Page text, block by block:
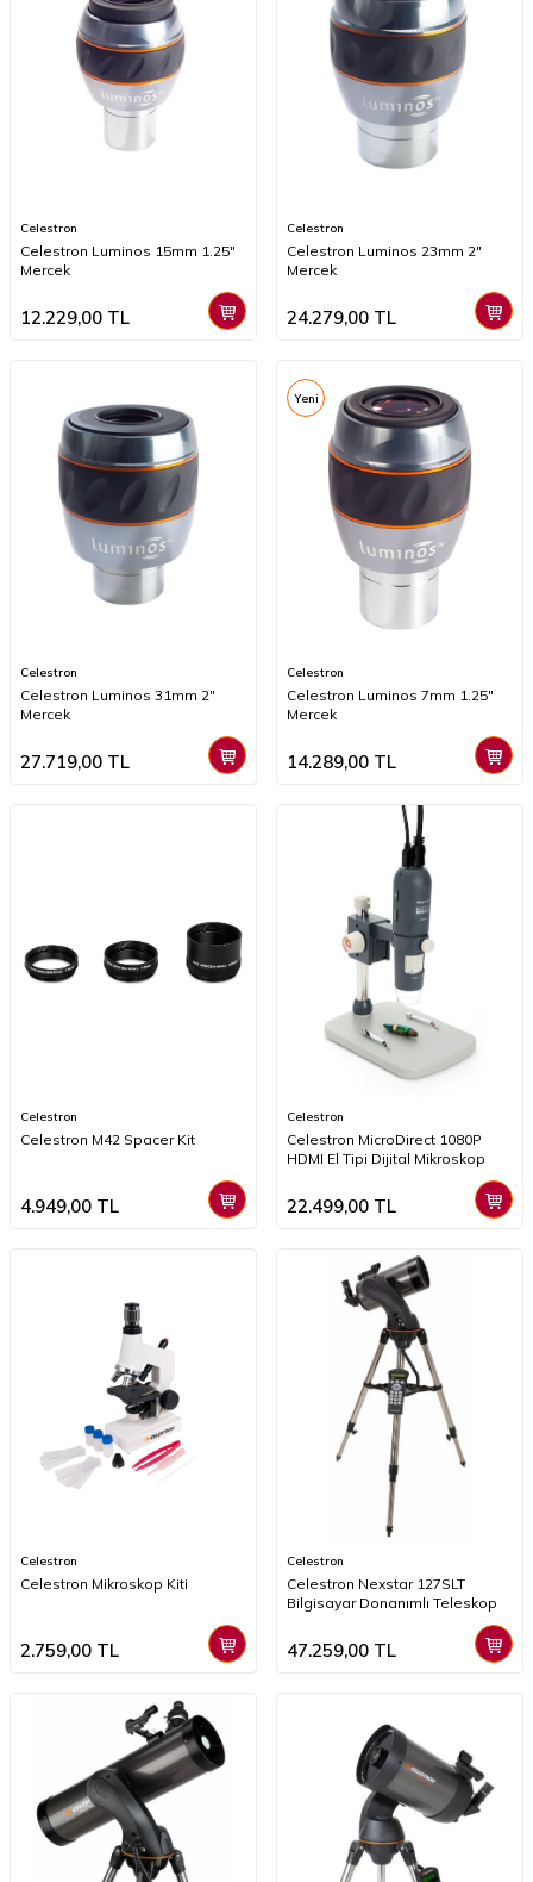
Celestron
Celestron Luminos 15mm 1.25"
Mercek
12.229,00 TL
Celestron
Celestron Luminos 23mm 2"
Mercek
24.279,00 TL
Celestron
Celestron Luminos 31mm 2"
Mercek
27.719,00 TL
Yeni
Celestron
Celestron Luminos 7mm 1.25"
Mercek
14.289,00 TL
Celestron
Celestron M42 Spacer Kit
4.949,00 TL
Celestron
Celestron MicroDirect 1080P
HDMI El Tipi Dijital Mikroskop
22.499,00 TL
Celestron
Celestron Mikroskop Kiti
2.759,00 TL
Celestron
Celestron Nexstar 127SLT
Bilgisayar Donanımlı Teleskop
47.259,00 TL